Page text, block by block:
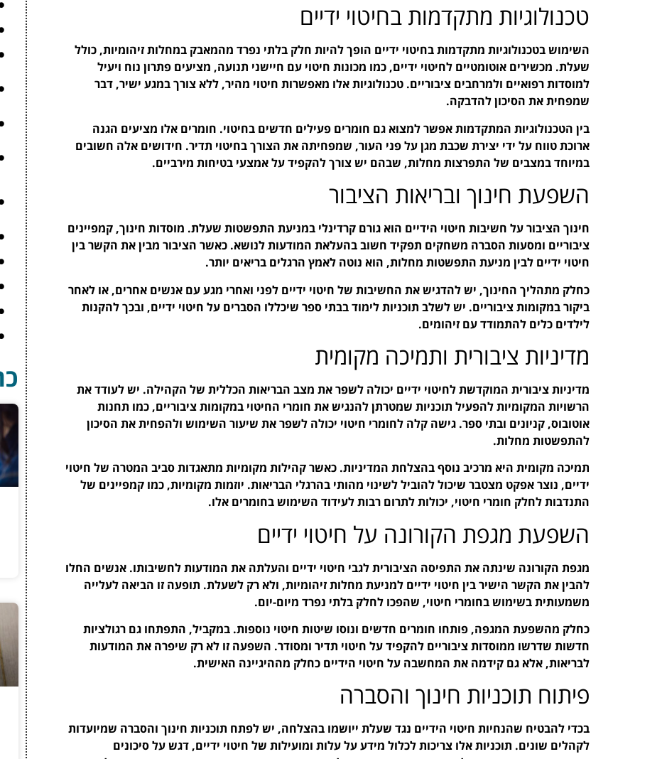
טכנולוגיות מתקדמות בחיטוי ידיים
השימוש בטכנולוגיות מתקדמות בחיטוי ידיים הופך להיות חלק בלתי נפרד מהמאבק במחלות זיהומיות, כולל
שעלת. מכשירים אוטומטיים לחיטוי ידיים, כמו מכונות חיטוי עם חיישני תנועה, מציעים פתרון נוח ויעיל
למוסדות רפואיים ולמרחבים ציבוריים. טכנולוגיות אלו מאפשרות חיטוי מהיר, ללא צורך במגע ישיר, דבר
שמפחית את הסיכון להדבקה.
בין הטכנולוגיות המתקדמות אפשר למצוא גם חומרים פעילים חדשים בחיטוי. חומרים אלו מציעים הגנה
ארוכת טווח על ידי יצירת שכבת מגן על פני העור, שמפחיתה את הצורך בחיטוי תדיר. חידושים אלה חשובים
במיוחד במצבים של התפרצות מחלות, שבהם יש צורך להקפיד על אמצעי בטיחות מירביים.
השפעת חינוך ובריאות הציבור
חינוך הציבור על חשיבות חיטוי הידיים הוא גורם קרדינלי במניעת התפשטות שעלת. מוסדות חינוך, קמפיינים
ציבוריים ומסעות הסברה משחקים תפקיד חשוב בהעלאת המודעות לנושא. כאשר הציבור מבין את הקשר בין
חיטוי ידיים לבין מניעת התפשטות מחלות, הוא נוטה לאמץ הרגלים בריאים יותר.
כחלק מתהליך החינוך, יש להדגיש את החשיבות של חיטוי ידיים לפני ואחרי מגע עם אנשים אחרים, או לאחר
ביקור במקומות ציבוריים. יש לשלב תוכניות לימוד בבתי ספר שיכללו הסברים על חיטוי ידיים, ובכך להקנות
לילדים כלים להתמודד עם זיהומים.
מדיניות ציבורית ותמיכה מקומית
מדיניות ציבורית המוקדשת לחיטוי ידיים יכולה לשפר את מצב הבריאות הכללית של הקהילה. יש לעודד את
הרשויות המקומיות להפעיל תוכניות שמטרתן להנגיש את חומרי החיטוי במקומות ציבוריים, כמו תחנות
אוטובוס, קניונים ובתי ספר. גישה קלה לחומרי חיטוי יכולה לשפר את שיעור השימוש ולהפחית את הסיכון
להתפשטות מחלות.
תמיכה מקומית היא מרכיב נוסף בהצלחת המדיניות. כאשר קהילות מקומיות מתאגדות סביב המטרה של חיטוי
ידיים, נוצר אפקט מצטבר שיכול להוביל לשינוי מהותי בהרגלי הבריאות. יוזמות מקומיות, כמו קמפיינים של
התנדבות לחלק חומרי חיטוי, יכולות לתרום רבות לעידוד השימוש בחומרים אלו.
השפעת מגפת הקורונה על חיטוי ידיים
מגפת הקורונה שינתה את התפיסה הציבורית לגבי חיטוי ידיים והעלתה את המודעות לחשיבותו. אנשים החלו
להבין את הקשר הישיר בין חיטוי ידיים למניעת מחלות זיהומיות, ולא רק לשעלת. תופעה זו הביאה לעלייה
משמעותית בשימוש בחומרי חיטוי, שהפכו לחלק בלתי נפרד מיום-יום.
כחלק מהשפעת המגפה, פותחו חומרים חדשים ונוסו שיטות חיטוי נוספות. במקביל, התפתחו גם רגולציות
חדשות שדרשו ממוסדות ציבוריים להקפיד על חיטוי תדיר ומסודר. השפעה זו לא רק שיפרה את המודעות
לבריאות, אלא גם קידמה את המחשבה על חיטוי הידיים כחלק מההיגיינה האישית.
פיתוח תוכניות חינוך והסברה
בכדי להבטיח שהנחיות חיטוי הידיים נגד שעלת ייושמו בהצלחה, יש לפתח תוכניות חינוך והסברה שמיועדות
לקהלים שונים. תוכניות אלו צריכות לכלול מידע על עלות ומועילות של חיטוי ידיים, דגש על סיכונים